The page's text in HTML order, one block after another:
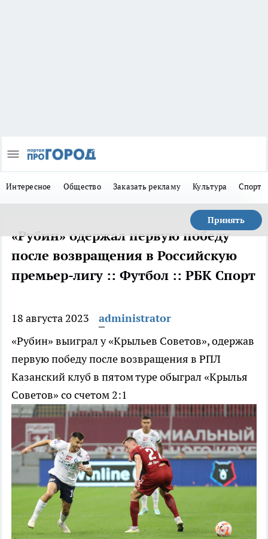
Интересное Общество Заказать рекламу Культура Спорт
Принять
«Рубин» одержал первую победу
после возвращения в Российскую
премьер-лигу :: Футбол :: РБК Спорт
18 августа 2023
administrator
«Рубин» выиграл у «Крыльев Советов», одержав
первую победу после возвращения в РПЛ
Казанский клуб в пятом туре обыграл «Крылья
Советов» со счетом 2:1